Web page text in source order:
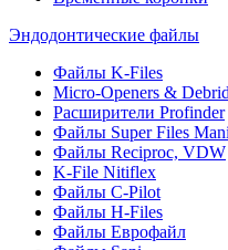
Эндодонтические файлы
Файлы K-Files
Micro-Openers &
Расширители Profinder
Файлы Super Files Mani
Файлы Reciproc, VDW
K-File Nitiflex
Файлы C-Pilot
Файлы H-Files
Файлы Еврофайл